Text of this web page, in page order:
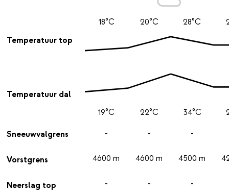
Temperatuur top
Temperatuur dal
Sneeuwvalgrens
Vorstgrens
Neerslag top
18°C
19°C
-
4600 m
-
20°C
22°C
-
4600 m
-
28°C
34°C
-
4500 m
-